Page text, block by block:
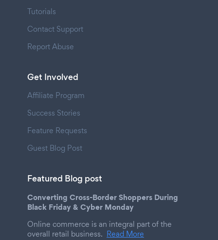
Tutorials
Contact Support
Report Abuse
Get Involved
Affiliate Program
Success Stories
Feature Requests
Guest Blog Post
Featured Blog post
Converting Cross-Border Shoppers During
Black Friday & Cyber Monday
Online commerce is an integral part of the
overall retail business. Read More